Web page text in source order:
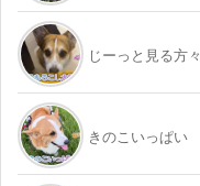
じーっと見る方々
きのこいっぱい